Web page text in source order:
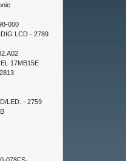
000
LCD - 2789
17MB15E
LED. - 2759